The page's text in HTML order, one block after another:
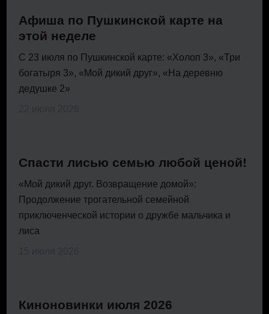
Афиша по Пушкинской карте на
этой неделе
С 23 июля по Пушкинской карте: «Холоп 3», «Три
богатыря 3», «Мой дикий друг», «На деревню
дедушке 2»
Спасти лисью семью любой ценой!
«Мой дикий друг. Возвращение домой»:
Продолжение трогательной семейной
приключенческой истории о дружбе мальчика и
лиса
Киноновинки июля 2026